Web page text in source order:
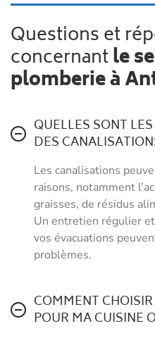
Questions et réponses
concernantle
plomberie à
QUELLES SONT
DES
Les canalisations
raisons, notamment
graisses, de résidus
Un entretien régulier
vos évacuations
problèmes.
COMMENT
POUR MA CUISINE